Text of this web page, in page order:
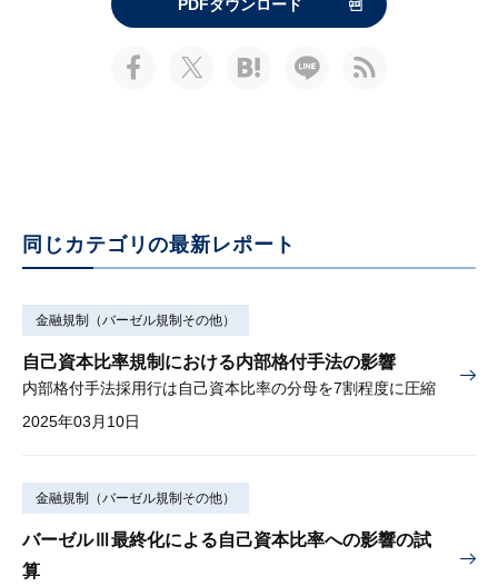
PDFダウンロード
同じカテゴリの最新レポート
金融規制（バーゼル規制その他）
自己資本比率規制における内部格付手法の影響
内部格付手法採用行は自己資本比率の分母を7割程度に圧縮
2025年03月10日
金融規制（バーゼル規制その他）
バーゼルⅢ最終化による自己資本比率への影響の試
算